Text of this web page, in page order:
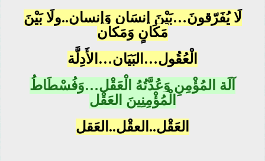
لَا يُفَرّقونَ…بَيْنَ إنسَانٍ وَإنسان..ولَا بَيْنَ
مَكَانٍ وَمَكان
الْعُقُول…البَيَان…الأَدِلَّة
آلَة المُؤْمِنِ وَعُدَّتُهُ الْعَقْل…وَفُسْطَاطُ
الْمُؤْمِنِينَ العَقْل
العَقْل..العقْل..العَقل